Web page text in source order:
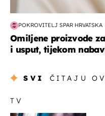
POKROVITELJ SPAR HRVATSKA
Omiljene proizvode
i usput, tijekom
SVI ČITAJU
TV